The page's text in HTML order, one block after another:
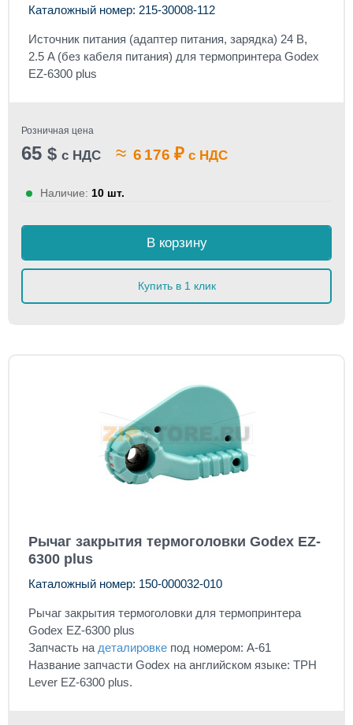
Каталожный номер: 215-30008-112
Источник питания (адаптер питания, зарядка) 24 В,
2.5 A (без кабеля питания) для термопринтера Godex
EZ-6300 plus
Розничная цена
65 $ с НДС ≈ 6 176 ₽ с НДС
Наличие: 10 шт.
В корзину
Купить в 1 клик
Рычаг закрытия термоголовки Godex EZ-
6300 plus
Каталожный номер: 150-000032-010
Рычаг закрытия термоголовки для термопринтера
Godex EZ-6300 plus
Запчасть на деталировке под номером: A-61
Название запчасти Godex на английском языке: TPH
Lever EZ-6300 plus.